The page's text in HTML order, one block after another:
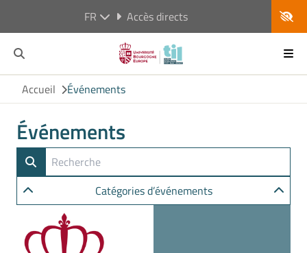
FR Accès directs
Accueil Événements
Événements
Catégories d’événements